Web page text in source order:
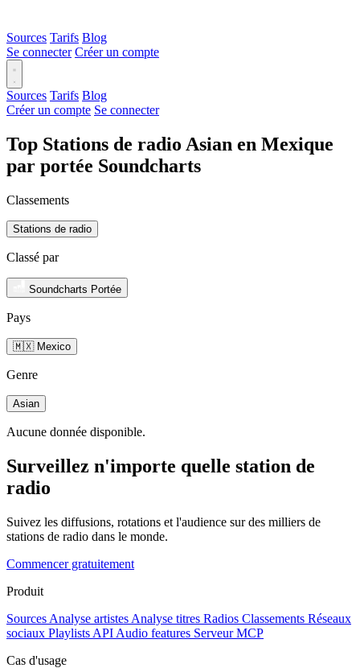
Sources Tarifs Blog
Se connecter Créer un compte
Sources Tarifs Blog
Créer un compte Se connecter
Top Stations de radio Asian en Mexique
par portée Soundcharts
Classements
Stations de radio
Classé par
Soundcharts Portée
Pays
🇲🇽 Mexico
Genre
Asian
Aucune donnée disponible.
Surveillez n'importe quelle station de
radio
Suivez les diffusions, rotations et l'audience sur des milliers de
stations de radio dans le monde.
Commencer gratuitement
Produit
Sources Analyse artistes Analyse titres Radios Classements Réseaux
sociaux Playlists API Audio features Serveur MCP
Cas d'usage